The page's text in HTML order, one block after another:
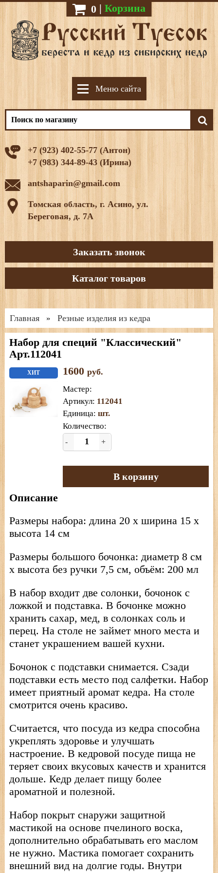
0 | Корзина
Меню сайта
+7 (923) 402-55-77 (Антон)
+7 (983) 344-89-43 (Ирина)
antshaparin@gmail.com
Томская область, г. Асино, ул.
Береговая, д. 7А
Заказать звонок
Каталог товаров
Главная » Резные изделия из кедра
Набор для специй "Классический"
Арт.112041
ХИТ 1600 руб.
Мастер:
Артикул: 112041
Единица: шт.
Количество:
- +
В корзину
Описание
Размеры набора: длина 20 х ширина 15 х
высота 14 см
Размеры большого бочонка: диаметр 8 см
х высота без ручки 7,5 см, объём: 200 мл
В набор входит две солонки, бочонок с
ложкой и подставка. В бочонке можно
хранить сахар, мед, в солонках соль и
перец. На столе не займет много места и
станет украшением вашей кухни.
Бочонок с подставки снимается. Сзади
подставки есть место под салфетки. Набор
имеет приятный аромат кедра. На столе
смотрится очень красиво.
Считается, что посуда из кедра способна
укреплять здоровье и улучшать
настроение. В кедровой посуде пища не
теряет своих вкусовых качеств и хранится
дольше. Кедр делает пищу более
ароматной и полезной.
Набор покрыт снаружи защитной
мастикой на основе пчелиного воска,
дополнительно обрабатывать его маслом
не нужно. Мастика помогает сохранить
внешний вид на долгие годы. Внутри